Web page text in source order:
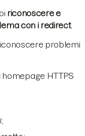
riconoscere e
con i redirect.
problemi
HTTPS